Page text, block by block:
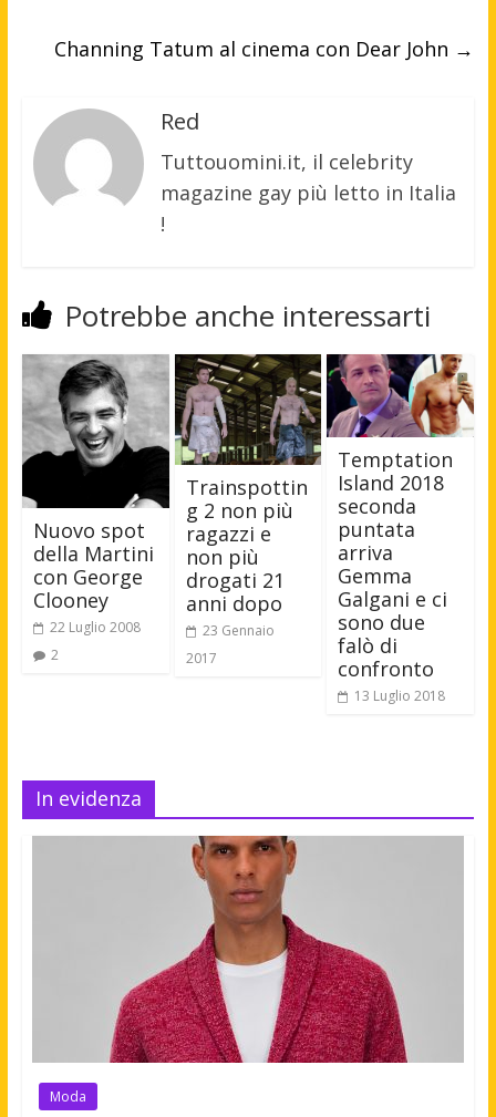
Channing Tatum al cinema con Dear John →
Red
Tuttouomini.it, il celebrity
magazine gay più letto in Italia
!
Potrebbe anche interessarti
Nuovo spot
della Martini
con George
Clooney
22 Luglio 2008
2
Trainspottin
g 2 non più
ragazzi e
non più
drogati 21
anni dopo
23 Gennaio
2017
Temptation
Island 2018
seconda
puntata
arriva
Gemma
Galgani e ci
sono due
falò di
confronto
13 Luglio 2018
In evidenza
Moda